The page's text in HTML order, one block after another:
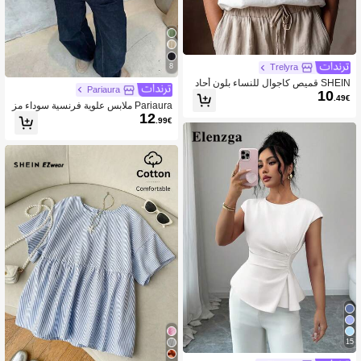
Trelyra
SHEIN قميص كاجوال للنساء بلون أحاد
ي، وصول جديد للصيف
10.49€
15
8
Pariaura
Pariaura ملابس علوية فرنسية سوداء مز
ينة بالدانتيل للربيع والصيف، بياقة على ش
كل حرف V وفتحة عند الخصر وأكمام قص
12.99€